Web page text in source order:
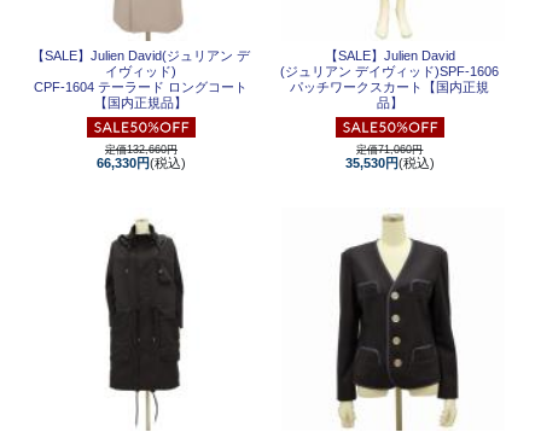
【SALE】Julien David(ジュリアン デ
イヴィッド)
CPF-1604 テーラード ロングコート
【国内正規品】
定価132,660円
66,330円(税込)
【SALE】 Julien David
(ジュリアン デイヴィッド)SPF-1606
パッチワークスカート【国内正規
品】
定価71,060円
35,530円(税込)